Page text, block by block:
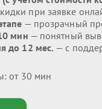
при заявке
— прозрачный
мин — понятный
до 12 мес. — с
от 30 мин